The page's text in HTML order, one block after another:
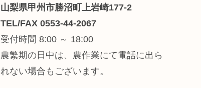
山梨県甲州市勝沼町上岩崎177-2
TEL/FAX 0553-44-2067
受付時間 8:00 ～ 18:00
農繁期の日中は、農作業にて電話に出ら
れない場合もございます。